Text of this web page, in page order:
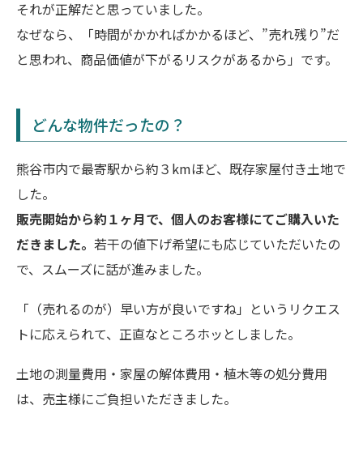
それが正解だと思っていました。
なぜなら、「時間がかかればかかるほど、”売れ残り”だ
と思われ、商品価値が下がるリスクがあるから」です。
どんな物件だったの？
熊谷市内で最寄駅から約３kmほど、既存家屋付き土地で
した。
販売開始から約１ヶ月で、個人のお客様にてご購入いた
だきました。 若干の値下げ希望にも応じていただいたの
で、スムーズに話が進みました。
「（売れるのが）早い方が良いですね」というリクエス
トに応えられて、正直なところホッとしました。
土地の測量費用・家屋の解体費用・植木等の処分費用
は、売主様にご負担いただきました。